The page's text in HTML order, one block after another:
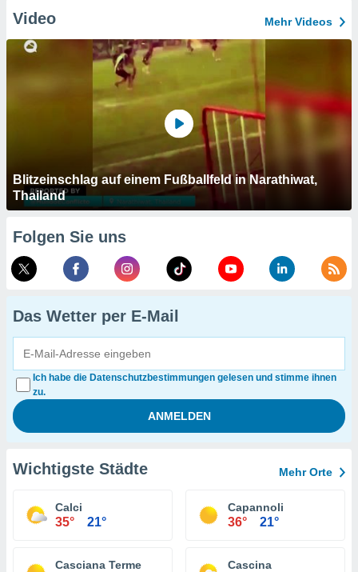
Video Mehr Videos
Blitzeinschlag auf einem Fußballfeld in Narathiwat,
Thailand
Folgen Sie uns
Das Wetter per E-Mail
Ich habe die Datenschutzbestimmungen gelesen und stimme ihnen
zu.
Wichtigste Städte Mehr Orte
Calci
35° 21°
Capannoli
36° 21°
Casciana Terme Cascina